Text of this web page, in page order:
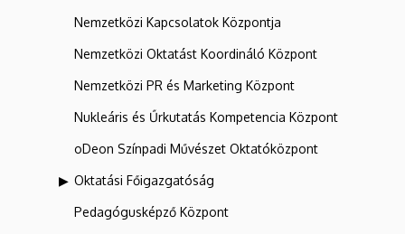
Nemzetközi Kapcsolatok Központja
Nemzetközi Oktatást Koordináló Központ
Nemzetközi PR és Marketing Központ
Nukleáris és Űrkutatás Kompetencia Központ
oDeon Színpadi Művészet Oktatóközpont
Oktatási Főigazgatóság
Pedagógusképző Központ